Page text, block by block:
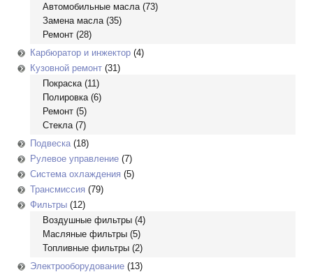
Автомобильные масла(73)
Замена масла(35)
Ремонт (28)
Карбюратор и инжектор (4)
Кузовной ремонт (31)
Покраска(11)
Полировка(6)
Ремонт (5)
Стекла(7)
Подвеска(18)
Рулевое управление (7)
Система охлаждения (5)
Трансмиссия (79)
Фильтры (12)
Воздушные фильтры (4)
Масляные фильтры (5)
Топливные фильтры (2)
Электрооборудование (13)